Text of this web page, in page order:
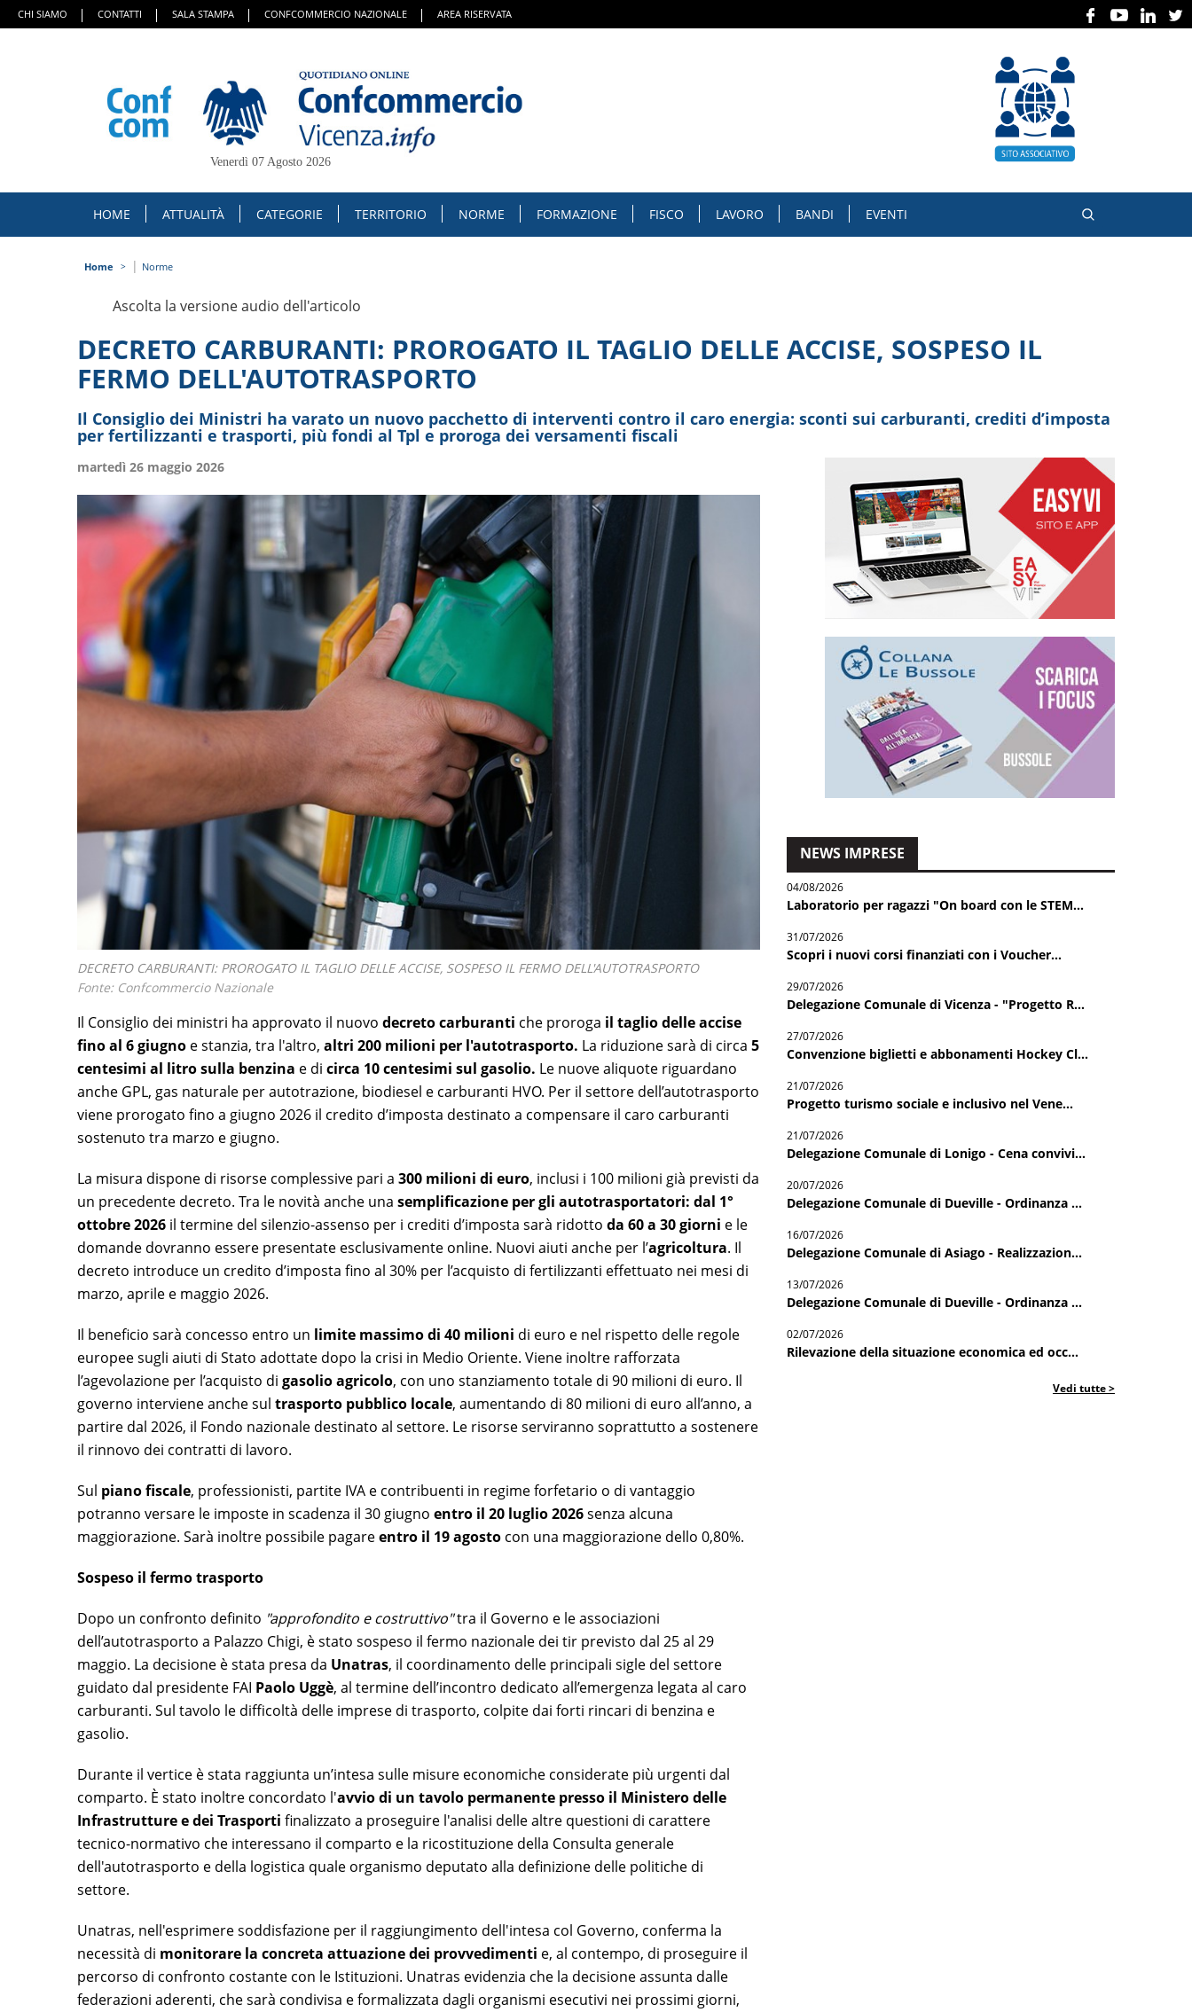
CHI SIAMO CONTATTI SALA STAMPA CONFCOMMERCIO NAZIONALE AREA RISERVATA
Venerdì 07 Agosto 2026
HOME ATTUALITÀ CATEGORIE TERRITORIO NORME FORMAZIONE FISCO LAVORO BANDI EVENTI
Home | Norme
Ascolta la versione audio dell'articolo
DECRETO CARBURANTI: PROROGATO IL TAGLIO DELLE ACCISE, SOSPESO IL
FERMO DELL'AUTOTRASPORTO
Il Consiglio dei Ministri ha varato un nuovo pacchetto di interventi contro il caro energia: sconti sui carburanti, crediti d’imposta
per fertilizzanti e trasporti, più fondi al Tpl e proroga dei versamenti fiscali
martedì 26 maggio 2026
DECRETO CARBURANTI: PROROGATO IL TAGLIO DELLE ACCISE, SOSPESO IL FERMO DELL'AUTOTRASPORTO
Fonte: Confcommercio Nazionale
Il Consiglio dei ministri ha approvato il nuovo decreto carburanti che proroga il taglio delle accise
fino al 6 giugno e stanzia, tra l'altro, altri 200 milioni per l'autotrasporto. La riduzione sarà di circa 5
centesimi al litro sulla benzina e di circa 10 centesimi sul gasolio. Le nuove aliquote riguardano
anche GPL, gas naturale per autotrazione, biodiesel e carburanti HVO. Per il settore dell’autotrasporto
viene prorogato fino a giugno 2026 il credito d’imposta destinato a compensare il caro carburanti
sostenuto tra marzo e giugno.
La misura dispone di risorse complessive pari a 300 milioni di euro, inclusi i 100 milioni già previsti da
un precedente decreto. Tra le novità anche una semplificazione per gli autotrasportatori: dal 1°
ottobre 2026 il termine del silenzio-assenso per i crediti d’imposta sarà ridotto da 60 a 30 giorni e le
domande dovranno essere presentate esclusivamente online. Nuovi aiuti anche per l’agricoltura. Il
decreto introduce un credito d’imposta fino al 30% per l’acquisto di fertilizzanti effettuato nei mesi di
marzo, aprile e maggio 2026.
Il beneficio sarà concesso entro un limite massimo di 40 milioni di euro e nel rispetto delle regole
europee sugli aiuti di Stato adottate dopo la crisi in Medio Oriente. Viene inoltre rafforzata
l’agevolazione per l’acquisto di gasolio agricolo, con uno stanziamento totale di 90 milioni di euro. Il
governo interviene anche sul trasporto pubblico locale, aumentando di 80 milioni di euro all’anno, a
partire dal 2026, il Fondo nazionale destinato al settore. Le risorse serviranno soprattutto a sostenere
il rinnovo dei contratti di lavoro.
Sul piano fiscale, professionisti, partite IVA e contribuenti in regime forfetario o di vantaggio
potranno versare le imposte in scadenza il 30 giugno entro il 20 luglio 2026senza alcuna
maggiorazione. Sarà inoltre possibile pagareentro il 19 agosto con una maggiorazione dello 0,80%.
Sospeso il fermo trasporto
Dopo un confronto definito "approfondito e costruttivo"tra il Governo e le associazioni
dell’autotrasporto a Palazzo Chigi, è stato sospeso il fermo nazionale dei tir previsto dal 25 al 29
maggio. La decisione è stata presa da Unatras, il coordinamento delle principali sigle del settore
guidato dal presidente FAI Paolo Uggè, al termine dell’incontro dedicato all’emergenza legata al caro
carburanti. Sul tavolo le difficoltà delle imprese di trasporto, colpite dai forti rincari di benzina e
gasolio.
Durante il vertice è stata raggiunta un’intesa sulle misure economiche considerate più urgenti dal
comparto. È stato inoltre concordato l'avvio di un tavolo permanente presso il Ministero delle
Infrastrutture e dei Trasporti finalizzato a proseguire l'analisi delle altre questioni di carattere
tecnico-normativo che interessano il comparto e la ricostituzione della Consulta generale
dell'autotrasporto e della logistica quale organismo deputato alla definizione delle politiche di
settore.
Unatras, nell'esprimere soddisfazione per il raggiungimento dell'intesa col Governo, conferma la
necessità di monitorare la concreta attuazione dei provvedimenti e, al contempo, di proseguire il
percorso di confronto costante con le Istituzioni. Unatras evidenzia che la decisione assunta dalle
federazioni aderenti, che sarà condivisa e formalizzata dagli organismi esecutivi nei prossimi giorni,
NEWS IMPRESE
04/08/2026
Laboratorio per ragazzi "On board con le STEM...
31/07/2026
Scopri i nuovi corsi finanziati con i Voucher...
29/07/2026
Delegazione Comunale di Vicenza - "Progetto R...
27/07/2026
Convenzione biglietti e abbonamenti Hockey Cl...
21/07/2026
Progetto turismo sociale e inclusivo nel Vene...
21/07/2026
Delegazione Comunale di Lonigo - Cena convivi...
20/07/2026
Delegazione Comunale di Dueville - Ordinanza ...
16/07/2026
Delegazione Comunale di Asiago - Realizzazion...
13/07/2026
Delegazione Comunale di Dueville - Ordinanza ...
02/07/2026
Rilevazione della situazione economica ed occ...
Vedi tutte >